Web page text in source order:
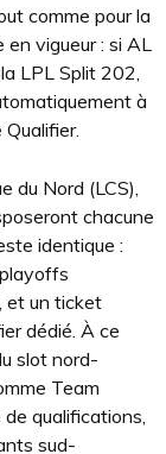
comme pour la
vigueur : si AL
LPL Split 202,
à
du Nord (LCS),
chacune
identique :
et un ticket
dédié. À ce
slot nord-
Team
qualifications,
sud-